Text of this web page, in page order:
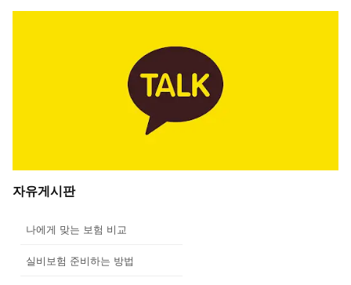
자유게시판
나에게 맞는 보험 비교
실비보험 준비하는 방법